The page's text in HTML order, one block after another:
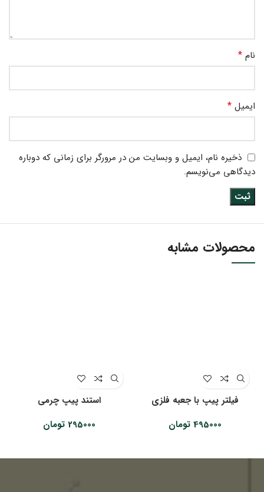
نام *
ایمیل *
ذخیره نام، ایمیل و وبسایت من در مرورگر برای زمانی که دوباره
دیدگاهی می‌نویسم.
محصولات مشابه
فیلتر پیپ با جعبه فلزی
495000 تومان
استند پیپ چرمی
295000 تومان